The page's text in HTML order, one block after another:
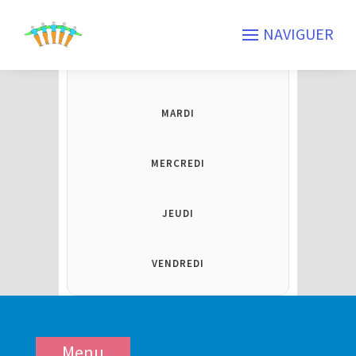
MARDI
MERCREDI
JEUDI
VENDREDI